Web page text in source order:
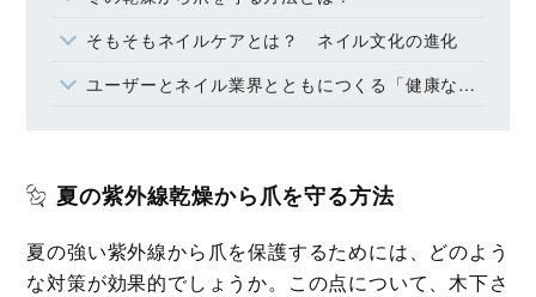
そもそもネイルケアとは？ ネイル文化の進化
ユーザーとネイル業界とともにつくる「健康な爪」
夏の紫外線乾燥から爪を守る方法
夏の強い紫外線から爪を保護するためには、どのよう
な対策が効果的でしょうか。この点について、木下さ